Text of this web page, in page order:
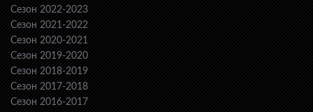
Сезон 2022-2023
Сезон 2021-2022
Сезон 2020-2021
Сезон 2019-2020
Сезон 2018-2019
Сезон 2017-2018
Сезон 2016-2017